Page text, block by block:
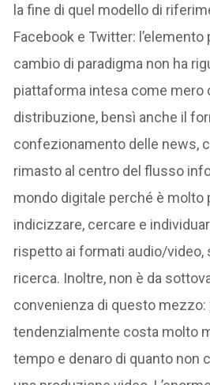
la fine di quel modello di
Facebook e Twitter:
cambio di paradigma non ha
piattaforma intesa come mero
distribuzione, bensì anche il
confezionamento delle news,
rimasto al centro del flusso
mondo digitale perché è molto
indicizzare, cercare e
rispetto ai formati audio/video,
ricerca. Inoltre, non è da
convenienza di questo
tendenzialmente costa molto
tempo e denaro di quanto non